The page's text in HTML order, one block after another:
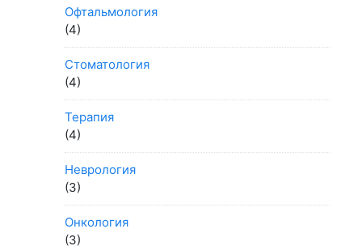
Офтальмология
(4)
Стоматология
(4)
Терапия
(4)
Неврология
(3)
Онкология
(3)